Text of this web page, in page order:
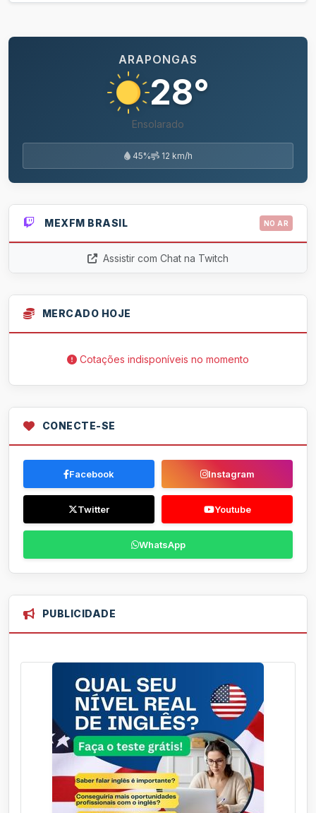
ARAPONGAS
28°
Ensolarado
45% 12 km/h
MEXFM BRASIL NO AR
Assistir com Chat na Twitch
MERCADO HOJE
Cotações indisponíveis no momento
CONECTE-SE
Facebook Instagram
Twitter Youtube
WhatsApp
PUBLICIDADE